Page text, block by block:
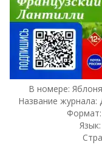
В номере:
Название